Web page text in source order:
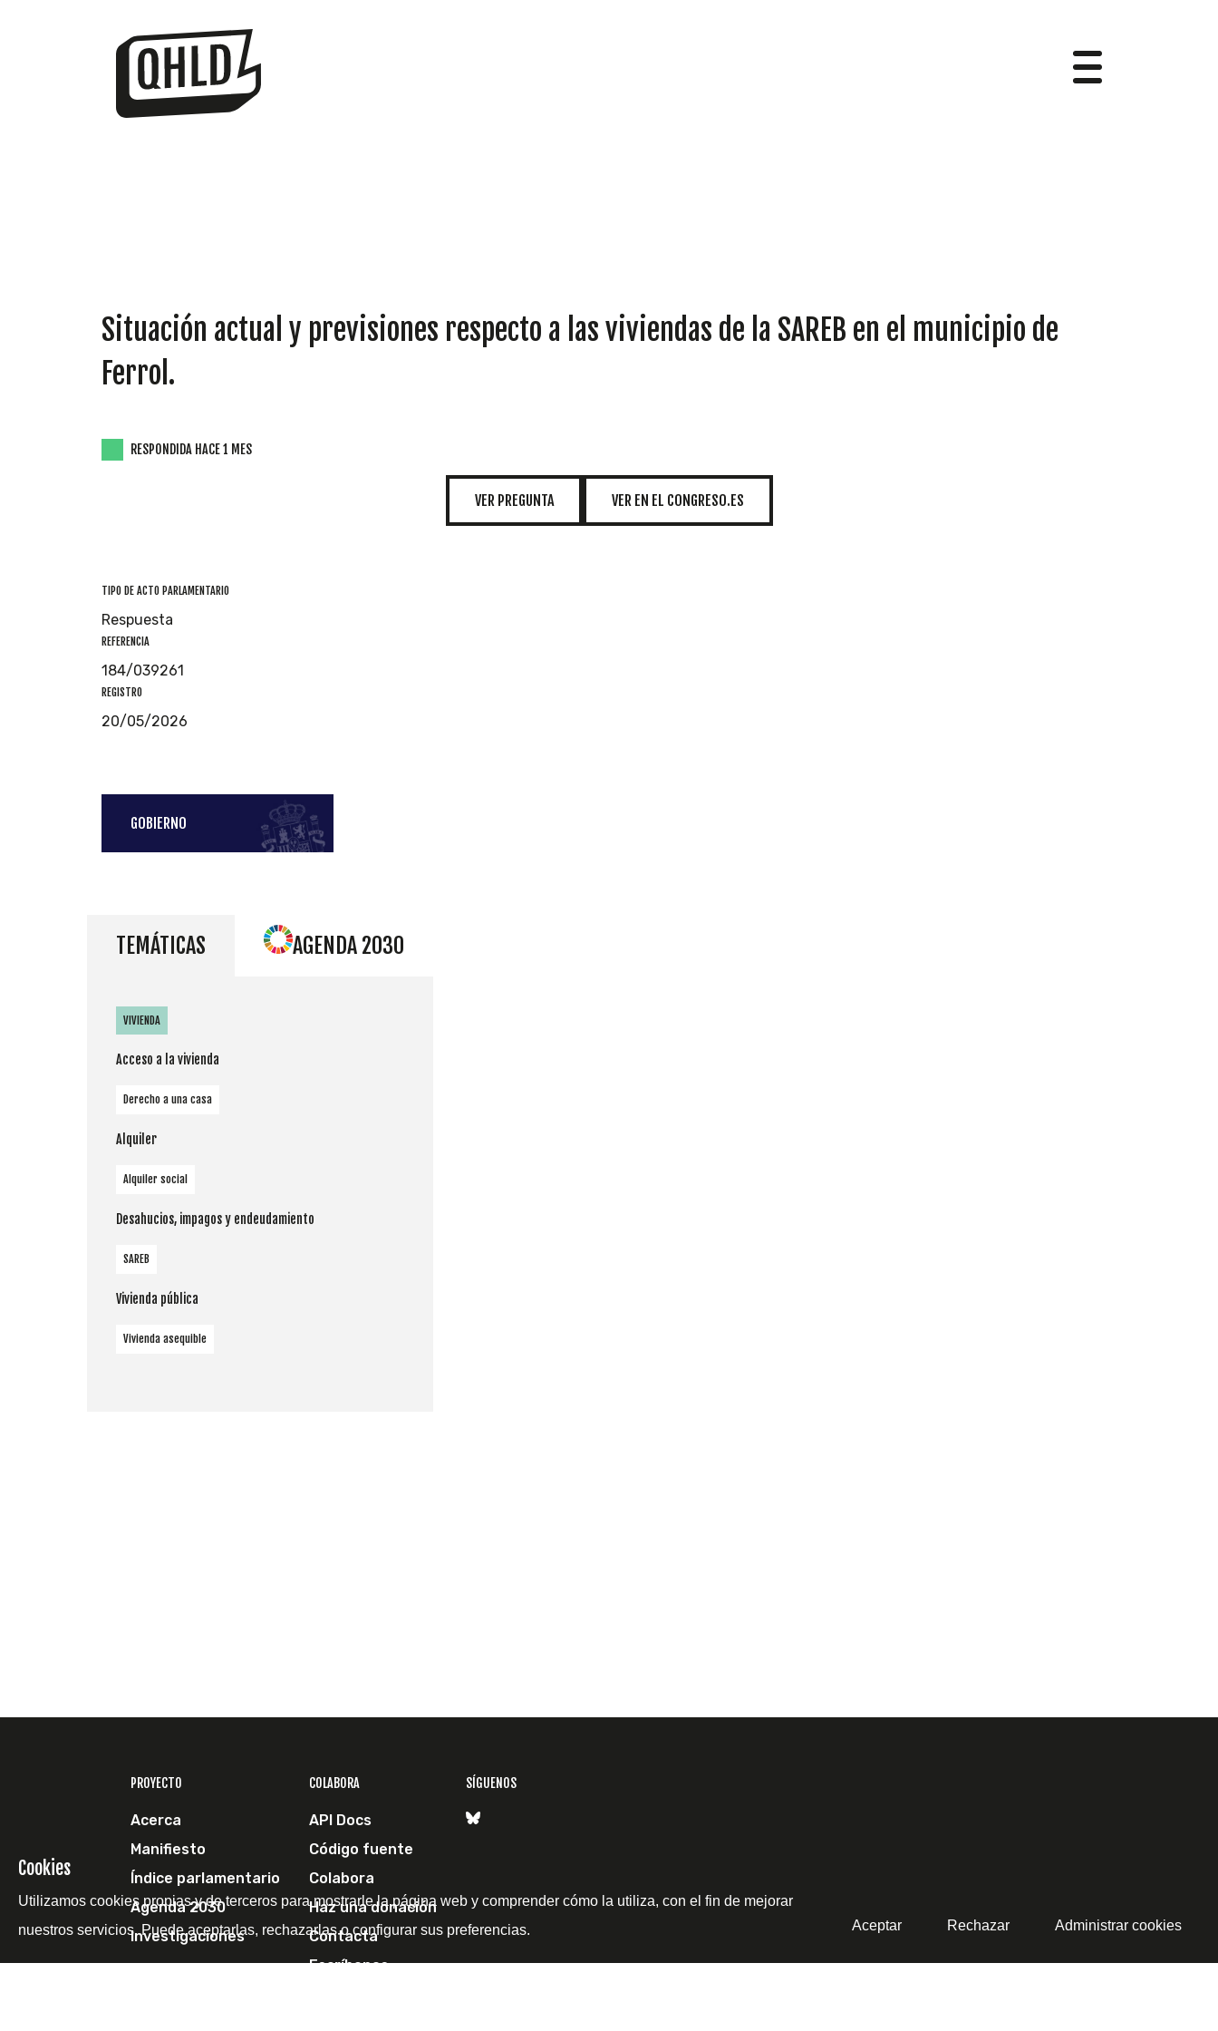
GRUPOS
TEMÁTICAS
Situación actual y previsiones respecto a las viviendas de la SAREB en el municipio de
Ferrol.
RESPONDIDA HACE 1 MES
VER PREGUNTA VER EN EL CONGRESO.ES
TIPO DE ACTO PARLAMENTARIO
Respuesta
REFERENCIA
184/039261
REGISTRO
20/05/2026
GOBIERNO
TEMÁTICAS AGENDA 2030
VIVIENDA
Acceso a la vivienda
Derecho a una casa
Alquiler
Alquiler social
Desahucios, impagos y endeudamiento
SAREB
Vivienda pública
Vivienda asequible
PROYECTO
Acerca
Manifiesto
Índice parlamentario
Agenda 2030
Investigaciones
COLABORA
API Docs
Código fuente
Colabora
Haz una donación
Contacta
Escríbenos
SÍGUENOS
Cookies
Utilizamos cookies propias y de terceros para mostrarle la página web y comprender cómo la utiliza, con el fin de mejorar
nuestros servicios. Puede aceptarlas, rechazarlas o configurar sus preferencias.
Aceptar Rechazar Administrar cookies